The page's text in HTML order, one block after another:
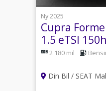
Ny 2025
Cupra
1.5 eTSI
kamera
2 180 mil
Din Bil / SEAT